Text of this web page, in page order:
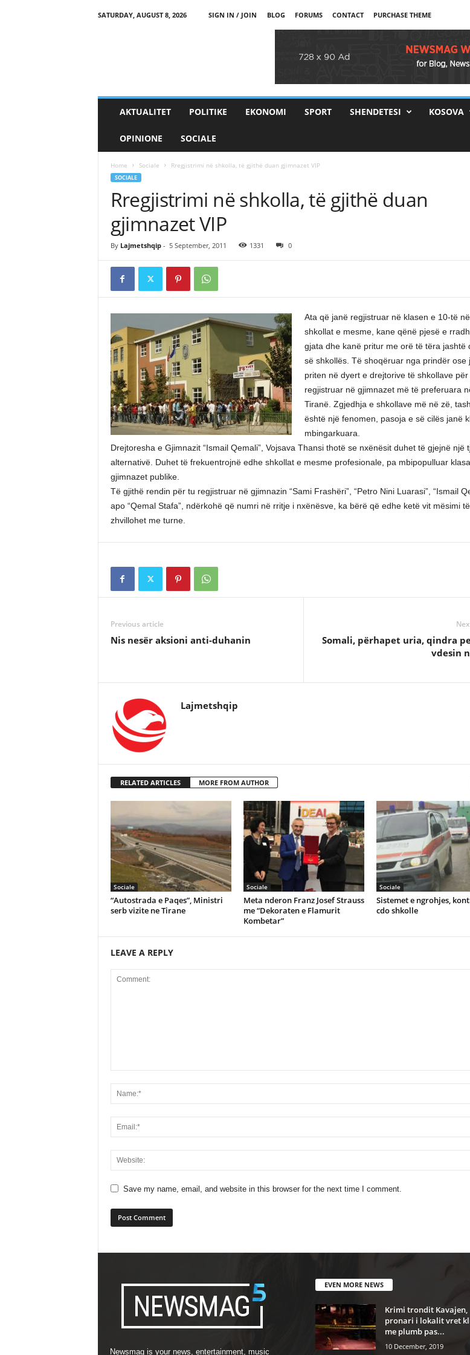
SATURDAY, AUGUST 8, 2026 SIGN IN / JOIN BLOG FORUMS CONTACT PURCHASE THEME
AKTUALITET POLITIKE EKONOMI SPORT SHENDETESI KOSOVA
OPINIONE SOCIALE
Home Sociale Rregjistrimi në shkolla, të gjithë duan gjimnazet VIP
SOCIALE
Rregjistrimi në shkolla, të gjithë duan
gjimnazet VIP
By Lajmetshqip- 5 September, 2011 1331 0
Ata që janë regjistruar në klasen e 10-të në
shkollat e mesme, kane qënë pjesë e
gjata dhe kanë pritur me orë të tëra jashtë
së shkollës. Të shoqëruar nga prindër ose
priten në dyert e drejtorive të shkollave për
regjistruar në gjimnazet më të preferuara
Tiranë. Zgjedhja e shkollave më në zë,
është një fenomen, pasoja e së cilës janë
mbingarkuara.
Drejtoresha e Gjimnazit “Ismail Qemali”, Vojsava Thansi thotë se nxënësit duhet të gjejnë një
alternativë. Duhet të frekuentrojnë edhe shkollat e mesme profesionale, pa mbipopulluar
gjimnazet publike.
Të gjithë rendin për tu regjistruar në gjimnazin “Sami Frashëri”, “Petro Nini Luarasi”, “Ismail
apo “Qemal Stafa”, ndërkohë që numri në rritje i nxënësve, ka bërë që edhe ketë vit mësimi të
zhvillohet me turne.
Previous article
Nis nesër aksioni anti-duhanin
Somali, përhapet uria, qindra
vdesin
Lajmetshqip
RELATED ARTICLES MORE FROM AUTHOR
Sociale
“Autostrada e Paqes”, Ministri
serb vizite ne Tirane
Sociale
Meta nderon Franz Josef Strauss
me “Dekoraten e Flamurit
Kombetar”
Sociale
Sistemet e ngrohjes,
cdo shkolle
LEAVE A REPLY
Save my name, email, and website in this browser for the next time I comment.
Newsmag is your news, entertainment, music
EVEN MORE NEWS
Krimi trondit Kavajen,
pronari i lokalit vret
me plumb pas...
10 December, 2019